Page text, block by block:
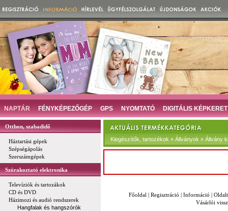
NAPTÁR FÉNYKÉPEZŐGÉP GPS NYOMTATÓ DIGITÁLIS KÉPKERET
Otthon, szabadidő
Háztartási gépek
Szépségápolás
Szerszámgépek
Szórakoztató elektronika
Televíziók és tartozákok
CD és DVD
Házimozi és audió rendszerek
Hangfalak és hangszórók
Kiegészítők, tartozékok » Állványok » Állvány
Főoldal | Regisztráció | Információ |
Vásárlói